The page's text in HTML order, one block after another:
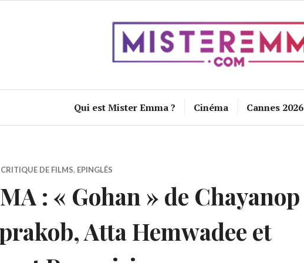
Qui est Mister Emma ? Cinéma Cannes 2026
CRITIQUE DE FILMS, EPINGLÉS
: « Gohan » de Chayanop
Atta Hemwadee et